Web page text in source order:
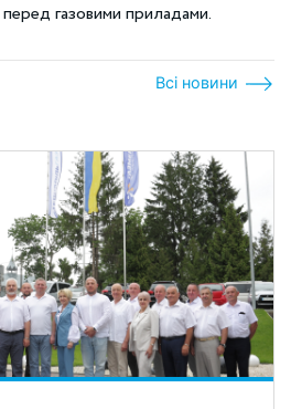
газовими приладами.
Всі новини